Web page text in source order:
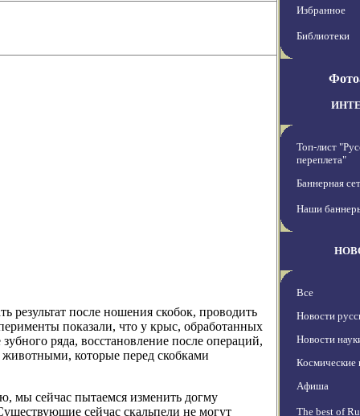
результат после ношения скобок, проводить
показали, что у крыс, обработанных
ряда, восстановление после операций,
которые перед скобками
мы сейчас пытаемся изменить догму
сейчас скальпели не могут
Избранное
Библиотеки
Топ-лист
переплета"
Баннерная
Наши
Все
Новости
Новости
Космические
Афиша
The best of